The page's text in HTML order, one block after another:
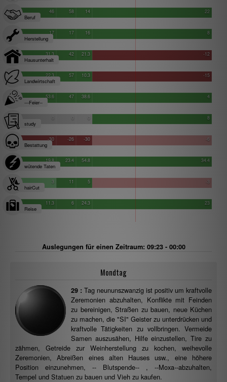
Beruf
46 58 14 22
Herstellung
17 17 16 8
Hausunterhalt
31.3 42 21.3 -12
Landwirtschaft
22.3 57 10.3 -15
---Feier--
53.6 47 38.6 4
study
0 0 0 8
Bestattung
-30 -26 -30 -6
wütende Taten
19.8 23.4 54.8 34.4
hairCut
3 11 5 -3
Reise
11.3 6 24.3 23
Auslegungen für einen Zeitraum: 09:23 - 00:00
Mondtag
29 : Tag neununszwanzig ist positiv um kraftvolle
Zeremonien abzuhalten, Konflikte mit Feinden
zu bereinigen, Straßen zu bauen, neue Küchen
zu machen, die "SI" Geister zu unterdrücken und
kraftvolle Tätigkeiten zu vollbringen. Vermeide
Samen auszusähen, Hilfe einzustellen, Tire zu
zähmen, Getreide zur Weinherstellung zu kochen, weihevolle
Zeremonien, Abreißen eines alten Hauses usw., eine höhere
Position einzunehmen, -- Blutspende-- , --Moxa--abzuhalten,
Tempel und Statuen zu bauen und Vieh zu kaufen.